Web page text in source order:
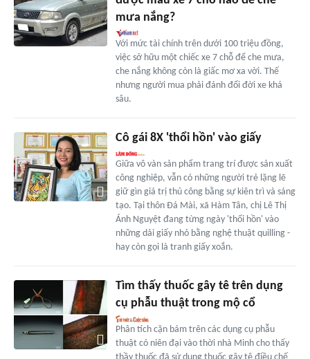
mưa nắng?
Với mức tài chính trên dưới 100 triệu đồng,
việc sở hữu một chiếc xe 7 chỗ để che mưa,
che nắng không còn là giấc mơ xa vời. Thế
nhưng người mua phải đánh đổi đời xe khá
sâu.
Cô gái 8X 'thổi hồn' vào giấy
Giữa vô vàn sản phẩm trang trí được sản xuất
công nghiệp, vẫn có những người trẻ lặng lẽ
giữ gìn giá trị thủ công bằng sự kiên trì và sáng
tạo. Tại thôn Đá Mài, xã Hàm Tân, chị Lê Thị
Ánh Nguyệt đang từng ngày 'thổi hồn' vào
những dải giấy nhỏ bằng nghệ thuật quilling -
hay còn gọi là tranh giấy xoắn.
Tìm thấy thuốc gây tê trên dụng
cụ phẫu thuật trong mộ cổ
Phân tích cặn bám trên các dụng cụ phẫu
thuật có niên đại vào thời nhà Minh cho thấy
thầy thuốc đã sử dụng thuốc gây tê điều chế